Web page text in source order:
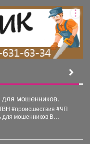
для мошенников.
#происшествия #ЧП